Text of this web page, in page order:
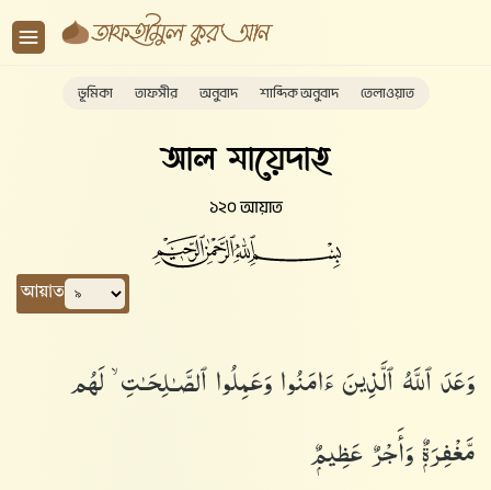
ভূমিকা তাফসীর অনুবাদ শাব্দিক অনুবাদ তেলাওয়াত
আল মায়েদাহ
১২০ আয়াত
আয়াত
وَعَدَ ٱللَّهُ ٱلَّذِينَ ءَامَنُوا۟ وَعَمِلُوا۟ ٱلصَّـٰلِحَـٰتِ ۙ لَهُم
مَّغْفِرَةٌۭ وَأَجْرٌ عَظِيمٌۭ